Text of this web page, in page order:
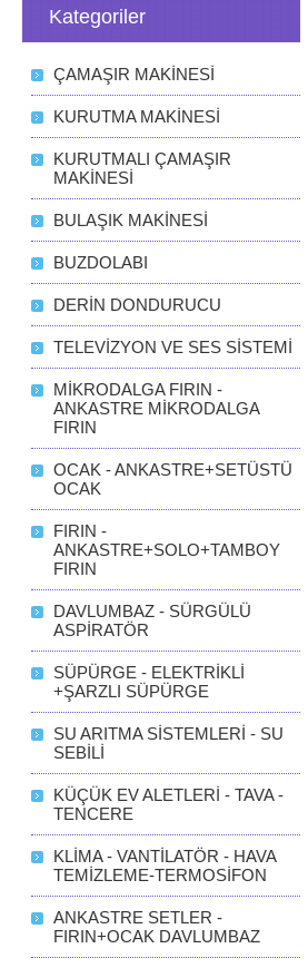
Kategoriler
ÇAMAŞIR MAKİNESİ
KURUTMA MAKİNESİ
KURUTMALI ÇAMAŞIR
MAKİNESİ
BULAŞIK MAKİNESİ
BUZDOLABI
DERİN DONDURUCU
TELEVİZYON VE SES SİSTEMİ
MİKRODALGA FIRIN -
ANKASTRE MİKRODALGA
FIRIN
OCAK - ANKASTRE+SETÜSTÜ
OCAK
FIRIN -
ANKASTRE+SOLO+TAMBOY
FIRIN
DAVLUMBAZ - SÜRGÜLÜ
ASPİRATÖR
SÜPÜRGE - ELEKTRİKLİ
+ŞARZLI SÜPÜRGE
SU ARITMA SİSTEMLERİ - SU
SEBİLİ
KÜÇÜK EV ALETLERİ - TAVA -
TENCERE
KLİMA - VANTİLATÖR - HAVA
TEMİZLEME-TERMOSİFON
ANKASTRE SETLER -
FIRIN+OCAK DAVLUMBAZ